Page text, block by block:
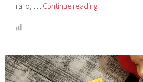
тато, … Continue readingЧитаємо
(Видавництво
Старого